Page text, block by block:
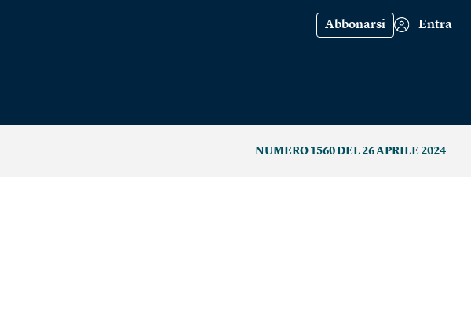
Abbonarsi Entra
NUMERO 1560 DEL 26 APRILE 2024